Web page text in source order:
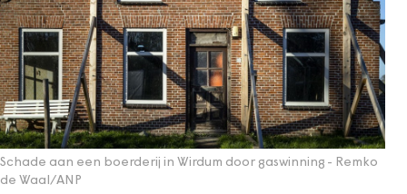
Schade aan een boerderij in Wirdum door gaswinning - Remko
de Waal/ANP